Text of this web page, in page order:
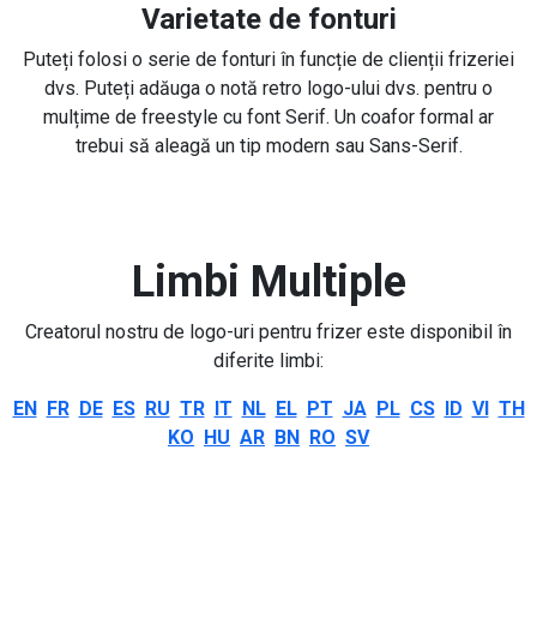
Varietate de fonturi
Puteți folosi o serie de fonturi în funcție de clienții frizeriei
dvs. Puteți adăuga o notă retro logo-ului dvs. pentru o
mulțime de freestyle cu font Serif. Un coafor formal ar
trebui să aleagă un tip modern sau Sans-Serif.
Limbi Multiple
Creatorul nostru de logo-uri pentru frizer este disponibil în
diferite limbi:
EN FR DE ES RU TR IT NL EL PT JA PL CS ID VI TH
KO HU AR BN RO SV